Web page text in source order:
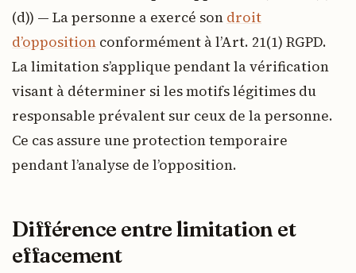
(d)) — La personne a exercé son droit
d’opposition conformément à l’Art. 21(1) RGPD.
La limitation s’applique pendant la vérification
visant à déterminer si les motifs légitimes du
responsable prévalent sur ceux de la personne.
Ce cas assure une protection temporaire
pendant l’analyse de l’opposition.
Différence entre limitation et
effacement